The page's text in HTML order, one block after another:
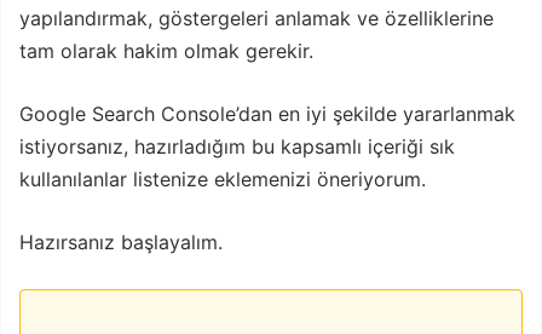
yapılandırmak, göstergeleri anlamak ve özelliklerine
tam olarak hakim olmak gerekir.
Google Search Console’dan en iyi şekilde yararlanmak
istiyorsanız, hazırladığım bu kapsamlı içeriği sık
kullanılanlar listenize eklemenizi öneriyorum.
Hazırsanız başlayalım.